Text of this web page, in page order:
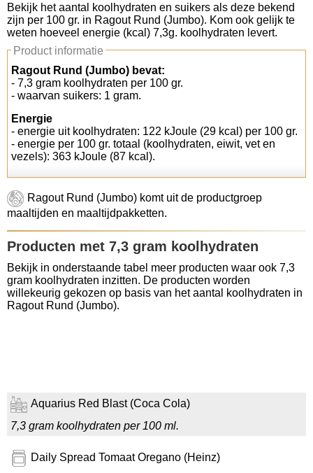
Koolhydraten tellen
Links
Bekijk het aantal koolhydraten en suikers als deze bekend
zijn per 100 gr. in Ragout Rund (Jumbo). Kom ook gelijk te
weten hoeveel energie (kcal) 7,3g. koolhydraten levert.
Product informatie
Ragout Rund (Jumbo) bevat:
- 7,3 gram koolhydraten per 100 gr.
- waarvan suikers: 1 gram.
Energie
- energie uit koolhydraten: 122 kJoule (29 kcal) per 100 gr.
- energie per 100 gr. totaal (koolhydraten, eiwit, vet en
vezels): 363 kJoule (87 kcal).
Ragout Rund (Jumbo) komt uit de productgroep
maaltijden en maaltijdpakketten.
Producten met 7,3 gram koolhydraten
Bekijk in onderstaande tabel meer producten waar ook 7,3
gram koolhydraten inzitten. De producten worden
willekeurig gekozen op basis van het aantal koolhydraten in
Ragout Rund (Jumbo).
Aquarius Red Blast (Coca Cola)
7,3 gram koolhydraten per 100 ml.
Daily Spread Tomaat Oregano (Heinz)